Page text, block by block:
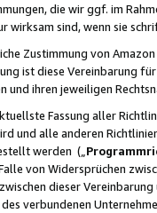
die wir ggf. im
wirksam sind, wenn sie
Zustimmung von
ist diese Vereinbarung
und ihren jeweiligen
Fassung aller
und alle anderen
werden („
von Widersprüchen
dieser
verbundenen